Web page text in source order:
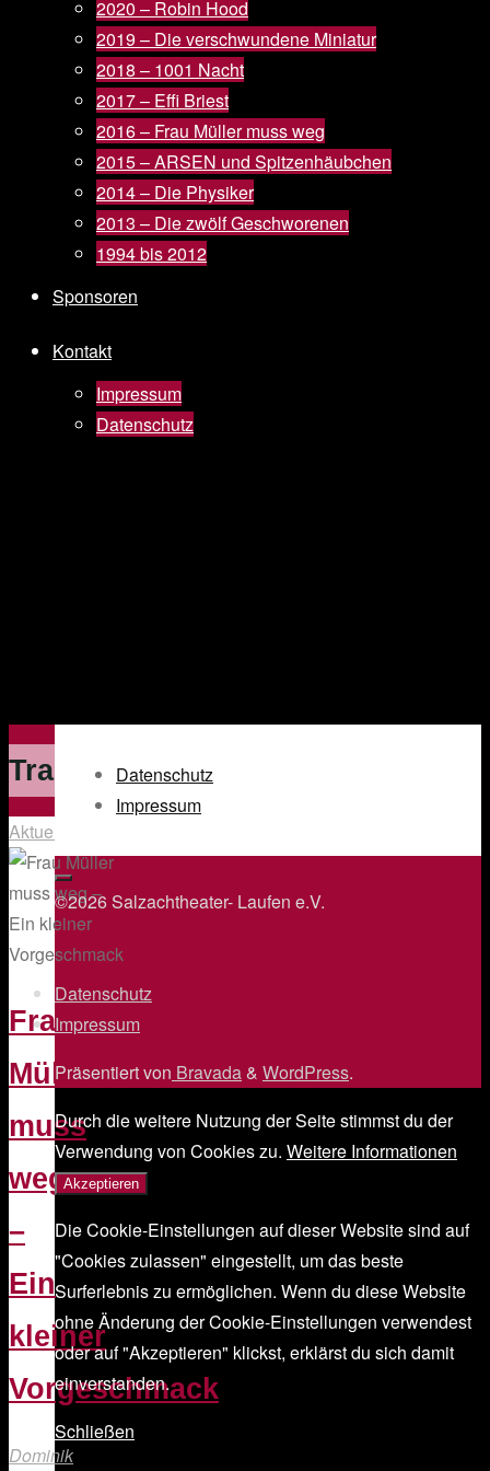
2020 – Robin Hood
2019 – Die verschwundene Miniatur
2018 – 1001 Nacht
2017 – Effi Briest
2016 – Frau Müller muss weg
2015 – ARSEN und Spitzenhäubchen
2014 – Die Physiker
2013 – Die zwölf Geschworenen
1994 bis 2012
Sponsoren
Kontakt
Impressum
Datenschutz
Trailer
Aktuelles
Frau
Müller
muss
weg
–
Ein
kleiner
Vorgeschmack
Dominik
Datenschutz
Impressum
©2026 Salzachtheater- Laufen e.V.
Datenschutz
Impressum
Präsentiert von Bravada& WordPress.
Durch die weitere Nutzung der Seite stimmst du der
Verwendung von Cookies zu. Weitere Informationen
Akzeptieren
Die Cookie-Einstellungen auf dieser Website sind auf
"Cookies zulassen" eingestellt, um das beste
Surferlebnis zu ermöglichen. Wenn du diese Website
ohne Änderung der Cookie-Einstellungen verwendest
oder auf "Akzeptieren" klickst, erklärst du sich damit
einverstanden.
Schließen